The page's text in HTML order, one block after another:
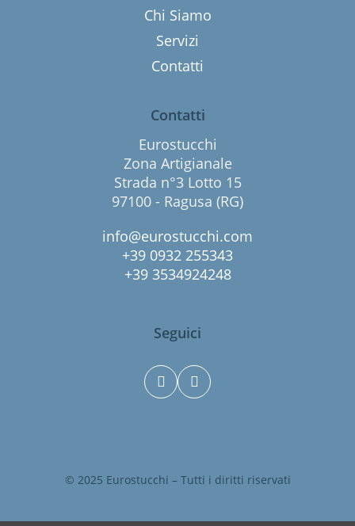
Chi Siamo
Servizi
Contatti
Contatti
Eurostucchi
Zona Artigianale
Strada n°3 Lotto 15
97100 - Ragusa (RG)
info@eurostucchi.com
+39 0932 255343
+39 3534924248
Seguici
© 2025 Eurostucchi – Tutti i diritti riservati